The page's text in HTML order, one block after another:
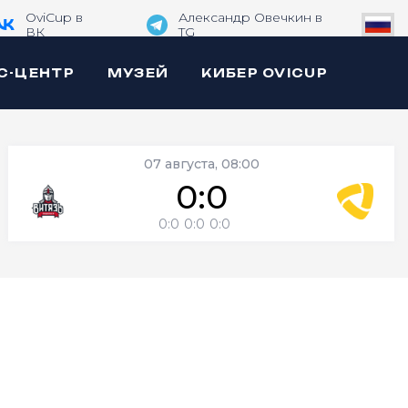
OviCup в
ВК
Александр Овечкин в
TG
ЦЕНТР МУЗЕЙ КИБЕР OVICUP
07 августа, 08:00
0:0
0:0 0:0 0:0